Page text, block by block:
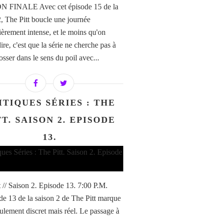
FINALE Avec cet épisode 15 de la
The Pitt boucle une journée
intense, et le moins qu'on
c'est que la série ne cherche pas à
dans le sens du poil avec...
SÉRIES : THE
SAISON 2. EPISODE
13.
// Saison 2. Episode 13. 7:00 P.M.
13 de la saison 2 de The Pitt marque
discret mais réel. Le passage à